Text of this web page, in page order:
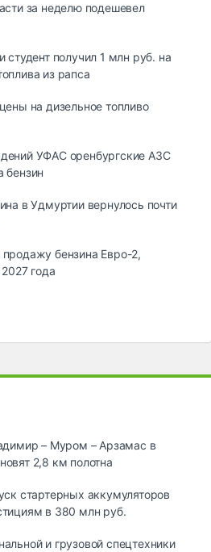
за неделю подешевел
студент получил 1 млн руб. на
из рапса
на дизельное топливо
УФАС оренбургские АЗС
бензин
в Удмуртии вернулось почти
бензина Евро-2,
года
– Муром – Арзамас в
2,8 км полотна
стартерных аккумуляторов
в 380 млн руб.
и грузовой спецтехники